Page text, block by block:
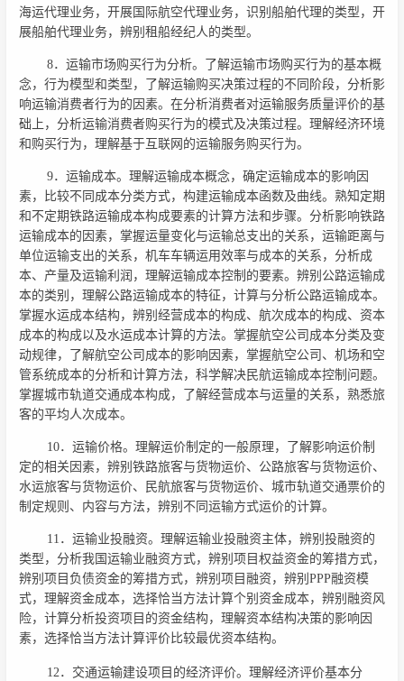
海运代理业务，开展国际航空代理业务，识别船舶代理的类型，开
展船舶代理业务，辨别租船经纪人的类型。
8．运输市场购买行为分析。了解运输市场购买行为的基本概
念，行为模型和类型，了解运输购买决策过程的不同阶段，分析影
响运输消费者行为的因素。在分析消费者对运输服务质量评价的基
础上，分析运输消费者购买行为的模式及决策过程。理解经济环境
和购买行为，理解基于互联网的运输服务购买行为。
9．运输成本。理解运输成本概念，确定运输成本的影响因
素，比较不同成本分类方式，构建运输成本函数及曲线。熟知定期
和不定期铁路运输成本构成要素的计算方法和步骤。分析影响铁路
运输成本的因素，掌握运量变化与运输总支出的关系，运输距离与
单位运输支出的关系，机车车辆运用效率与成本的关系，分析成
本、产量及运输利润，理解运输成本控制的要素。辨别公路运输成
本的类别，理解公路运输成本的特征，计算与分析公路运输成本。
掌握水运成本结构，辨别经营成本的构成、航次成本的构成、资本
成本的构成以及水运成本计算的方法。掌握航空公司成本分类及变
动规律，了解航空公司成本的影响因素，掌握航空公司、机场和空
管系统成本的分析和计算方法，科学解决民航运输成本控制问题。
掌握城市轨道交通成本构成，了解经营成本与运量的关系，熟悉旅
客的平均人次成本。
10．运输价格。理解运价制定的一般原理，了解影响运价制
定的相关因素，辨别铁路旅客与货物运价、公路旅客与货物运价、
水运旅客与货物运价、民航旅客与货物运价、城市轨道交通票价的
制定规则、内容与方法，辨别不同运输方式运价的计算。
11．运输业投融资。理解运输业投融资主体，辨别投融资的
类型，分析我国运输业融资方式，辨别项目权益资金的筹措方式，
辨别项目负债资金的筹措方式，辨别项目融资，辨别PPP融资模
式，理解资金成本，选择恰当方法计算个别资金成本，辨别融资风
险，计算分析投资项目的资金结构，理解资本结构决策的影响因
素，选择恰当方法计算评价比较最优资本结构。
12．交通运输建设项目的经济评价。理解经济评价基本分